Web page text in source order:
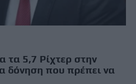
τα 5,7 Ρίχτερ στην
δόνηση που πρέπει να